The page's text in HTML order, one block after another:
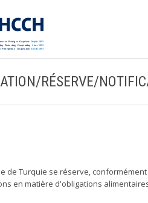
RÉSERVE/
de Turquie se réserve,
en matière d'obligations